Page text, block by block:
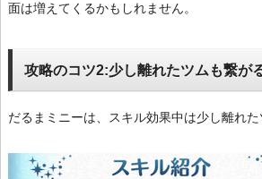
面は増えてくるかもしれません。
攻略のコツ2:少し離れたツムも繋が
だるまミニーは、スキル効果中は少し離れた